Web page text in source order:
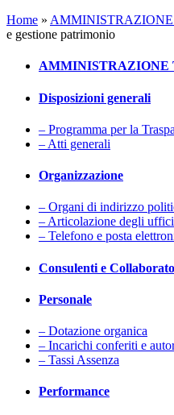
Home »
e gestione patrimonio
AMMINISTRAZIONE
Disposizioni generali
– Programma per la
– Atti generali
Organizzazione
– Organi di indirizzo
– Articolazione degli uffici
– Telefono e posta
Consulenti e
Personale
– Dotazione organica
– Incarichi conferiti e
– Tassi Assenza
Performance